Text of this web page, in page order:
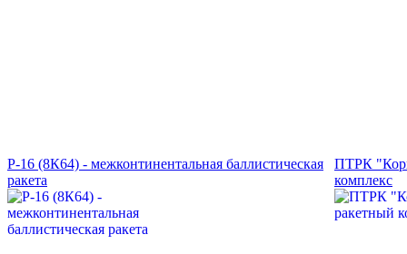
Р-16 (8К64) - межконтинентальная баллистическая
ракета
ПТРК
комплекс